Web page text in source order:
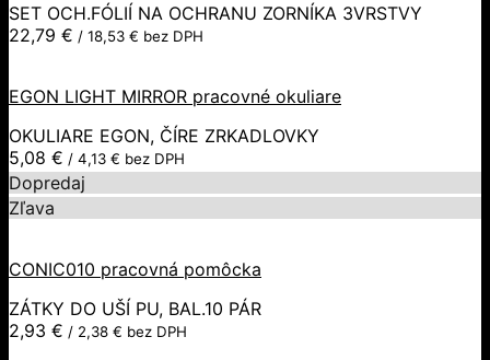
SET OCH.FÓLIÍ NA OCHRANU ZORNÍKA 3VRSTVY
22,79 € / 18,53 € bez DPH
EGON LIGHT MIRROR pracovné okuliare
OKULIARE EGON, ČÍRE ZRKADLOVKY
5,08 € / 4,13 € bez DPH
Dopredaj
Zľava
CONIC010 pracovná pomôcka
ZÁTKY DO UŠÍ PU, BAL.10 PÁR
2,93 € / 2,38 € bez DPH